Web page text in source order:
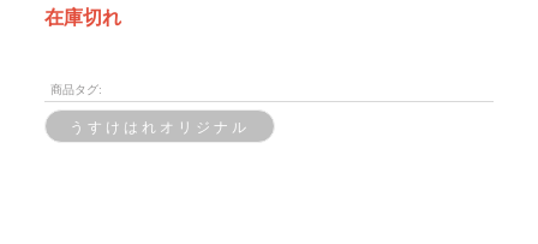
在庫切れ
商品タグ:
うすけはれオリジナル